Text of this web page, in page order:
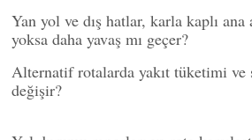
Yan yol ve dış hatlar, karla kaplı ana
yoksa daha yavaş mı geçer?
Alternatif rotalarda yakıt tüketimi ve
değişir?